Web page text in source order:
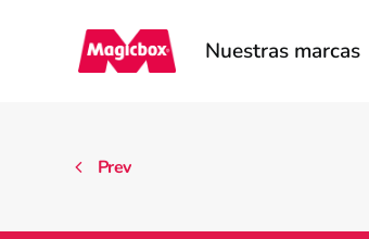
Nuestras marcas
Prev